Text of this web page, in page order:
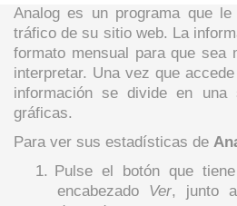
Analog es un programa que
tráfico de su sitio web. La
formato mensual para que sea
interpretar. Una vez que
información se divide en
gráficas.
Para ver sus estadísticas de
1. Pulse el botón que
encabezado Ver, junto